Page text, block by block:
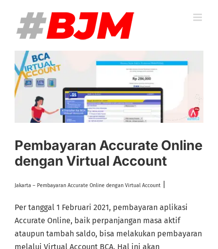
content
View
Larger
Image
Pembayaran Accurate Online
dengan Virtual Account
Jakarta – Pembayaran Accurate Online dengan Virtual Account
Per tanggal 1 Februari 2021, pembayaran aplikasi
Accurate Online, baik perpanjangan masa aktif
ataupun tambah saldo, bisa melakukan pembayaran
melalui Virtual Account BCA. Hal ini akan